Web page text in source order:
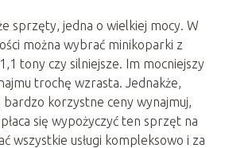
sprzęty, jedna o wielkiej mocy. W
można wybrać minikoparki z
tony czy silniejsze. Im mocniejszy
trochę wzrasta. Jednakże,
korzystne ceny wynajmuj,
się wypożyczyć ten sprzęt na
wszystkie usługi kompleksowo i za